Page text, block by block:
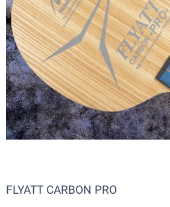
FLYATT CARBON PRO